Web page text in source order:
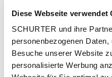
Diese Webseite verwendet
SCHURTER und ihre
personenbezogenen
Besuche unserer Website
personalisierte Werbung